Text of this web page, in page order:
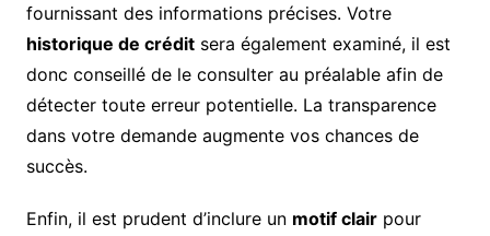
fournissant des informations précises. Votre
historique de créditsera également examiné, il est
donc conseillé de le consulter au préalable afin de
détecter toute erreur potentielle. La transparence
dans votre demande augmente vos chances de
succès.
Enfin, il est prudent d’inclure un motif clairpour